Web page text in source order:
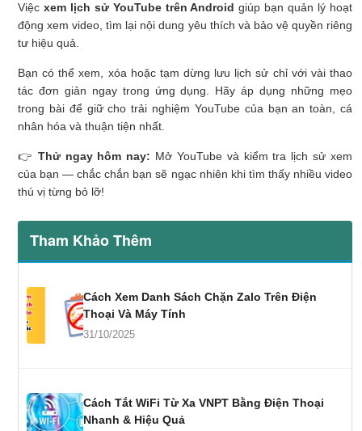
Việc xem lịch sử YouTube trên Android giúp bạn quản lý hoạt
động xem video, tìm lại nội dung yêu thích và bảo vệ quyền riêng
tư hiệu quả.
Bạn có thể xem, xóa hoặc tạm dừng lưu lịch sử chỉ với vài thao
tác đơn giản ngay trong ứng dụng. Hãy áp dụng những mẹo
trong bài để giữ cho trải nghiệm YouTube của bạn an toàn, cá
nhân hóa và thuận tiện nhất.
👉 Thử ngay hôm nay: Mở YouTube và kiểm tra lịch sử xem
của bạn — chắc chắn bạn sẽ ngạc nhiên khi tìm thấy nhiều video
thú vị từng bỏ lỡ!
Tham Khảo Thêm
Cách Xem Danh Sách Chặn Zalo Trên Điện
Thoại Và Máy Tính
31/10/2025
Cách Tắt WiFi Từ Xa VNPT Bằng Điện Thoại
Nhanh & Hiệu Quả